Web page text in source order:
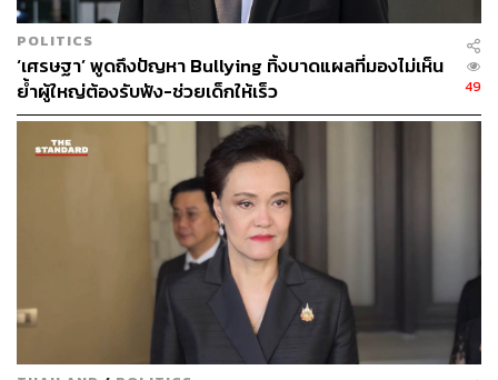
จากนั้น สรัสนันท์ อรรณนพพร สส. ขอนแก่น พรรคเพื่อไทย ก็
ลุกขึ้นประท้วงว่า สมาชิกใส่ร้ายเสียดสีว่ารัฐบาลเป็นรัฐบาล
ส้มหล่น ซึ่งไม่เป็นความจริง เพราะเราเป็นรัฐบาลที่มาจาก
ประชาชน พรรคก้าวไกลส่งไม้ต่อให้เราจัดตั้งรัฐบาล และขอ
ให้พรรคก้าวไกลกำชับสมาชิกทุกท่านถึงถ้อยคำรัฐบาลส้ม
ทำให้ วิโรจน์ ลักขณาอดิศร สส. บัญชีรายชื่อ พรรคก้าวไกล
ประท้วงว่า คำว่า ‘นายกฯ ส้มหล่น’ ที่สมาชิกอภิปรายนายกฯ
เศรษฐา ก็สามารถใช้สิทธิพาดพิงเองได้ สส. เกี่ยวอะไร พร้อม
ประท้วงวิทยาว่า การสวมเสื้อเพื่อแสดงออกถึงอาชีพไรเดอร์
POLITICS
‘เศรษฐา’ พูดถึงปัญหา Bullying ทิ้งบาดแผลที่มองไม่เห็น
ย้ำผู้ใหญ่ต้องรับฟัง-ช่วยเด็กให้เร็ว
49